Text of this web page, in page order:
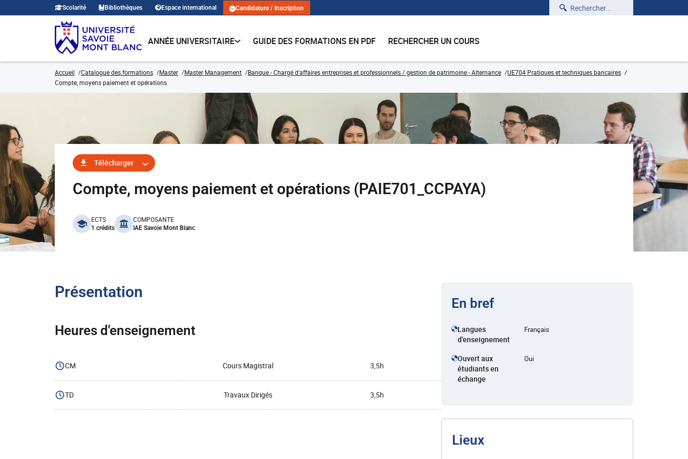
Scolarité Bibliothèques Espace international Candidature / Inscription Rechercher
ANNÉE UNIVERSITAIRE GUIDE DES FORMATIONS EN PDF RECHERCHER UN COURS
Accueil Catalogue des formations Master Master Management Banque - Chargé d'affaires entreprises et professionnels / gestion de patrimoine - Alternance
UE704 Pratiques et techniques bancaires
Compte, moyens paiement et opérations
Télécharger
Compte, moyens paiement et opérations (PAIE701_CCPAYA)
benefits
ECTS
1 crédits
COMPOSANTE
IAE Savoie Mont Blanc
Présentation
Heures d'enseignement
CM Cours Magistral 3,5h
TD Travaux Dirigés 3,5h
En bref
Langues
d'enseignement
Français
Ouvert aux
étudiants en
échange
Oui
Lieux